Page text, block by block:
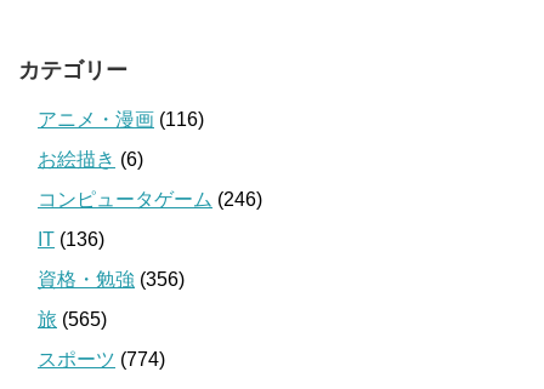
カテゴリー
アニメ・漫画 (116)
お絵描き (6)
コンピュータゲーム (246)
IT (136)
資格・勉強 (356)
旅 (565)
スポーツ (774)